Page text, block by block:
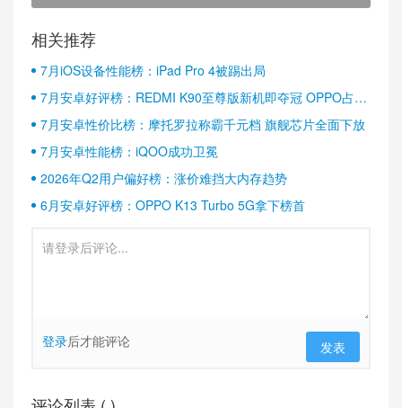
相关推荐
7月iOS设备性能榜：iPad Pro 4被踢出局
7月安卓好评榜：REDMI K90至尊版新机即夺冠 OPPO占据
半壁江山
7月安卓性价比榜：摩托罗拉称霸千元档 旗舰芯片全面下放
7月安卓性能榜：iQOO成功卫冕
2026年Q2用户偏好榜：涨价难挡大内存趋势
6月安卓好评榜：OPPO K13 Turbo 5G拿下榜首
登录后才能评论 发表